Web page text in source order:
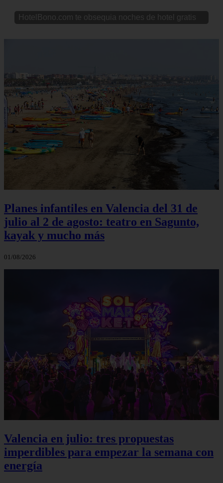
HotelBono.com te obsequia noches de hotel gratis
Planes infantiles en Valencia del 31 de
julio al 2 de agosto: teatro en Sagunto,
kayak y mucho más
01/08/2026
Valencia en julio: tres propuestas
imperdibles para empezar la semana con
energía